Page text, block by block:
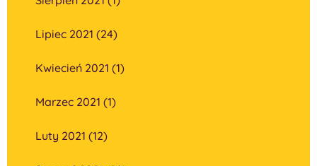
Lipiec 2021 (24)
Kwiecień 2021 (1)
Marzec 2021 (1)
Luty 2021 (12)